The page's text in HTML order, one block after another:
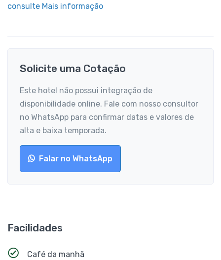
consulte Mais informação
Solicite uma Cotação
Este hotel não possui integração de
disponibilidade online. Fale com nosso consultor
no WhatsApp para confirmar datas e valores de
alta e baixa temporada.
Falar no WhatsApp
Facilidades
Café da manhã